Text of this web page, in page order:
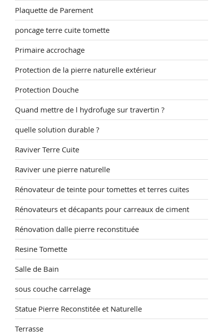
Plaquette de Parement
poncage terre cuite tomette
Primaire accrochage
Protection de la pierre naturelle extérieur
Protection Douche
Quand mettre de l hydrofuge sur travertin ?
quelle solution durable ?
Raviver Terre Cuite
Raviver une pierre naturelle
Rénovateur de teinte pour tomettes et terres cuites
Rénovateurs et décapants pour carreaux de ciment
Rénovation dalle pierre reconstituée
Resine Tomette
Salle de Bain
sous couche carrelage
Statue Pierre Reconstitée et Naturelle
Terrasse